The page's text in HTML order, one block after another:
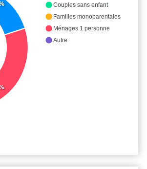
Couples sans enfant
Familles monoparentales
Ménages 1 personne
Autre